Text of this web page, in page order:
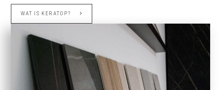
WAT IS KERATOP?